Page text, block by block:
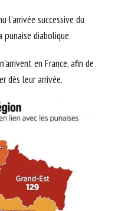
l’arrivée successive du
diabolique.
en France, afin de
dès leur arrivée.